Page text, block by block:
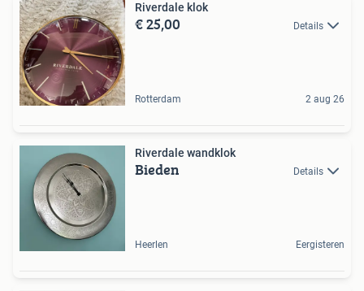
Riverdale klok
€ 25,00 Details
Rotterdam 2 aug 26
Riverdale wandklok
Bieden Details
Heerlen Eergisteren